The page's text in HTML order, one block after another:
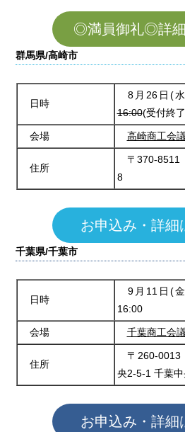
◎満員御礼◎詳細
群馬県/高崎市
日時
8月26日(
16:00(受付終
会場 高崎商工会
住所
〒370-8511
8
お申込み・詳細
千葉県/千葉市
日時
9月11日(
16:00
会場 千葉商工会
住所
〒260-0013
央2-5-1 千葉
お申込み・詳細